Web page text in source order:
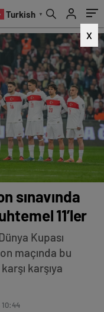
Turkish ▼
X
sınavında
11’ler
Kupası
maçında bu
karşıya
10:44